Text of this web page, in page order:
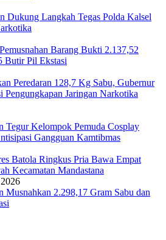
Dukung Langkah Tegas Polda Kalsel
Barang Bukti 2.137,52
Butir Pil Ekstasi
Peredaran 128,7 Kg Sabu, Gubernur
Jaringan Narkotika
Tegur Kelompok Pemuda Cosplay
Gangguan Kamtibmas
Batola Ringkus Pria Bawa Empat
Kecamatan Mandastana
Musnahkan 2.298,17 Gram Sabu dan